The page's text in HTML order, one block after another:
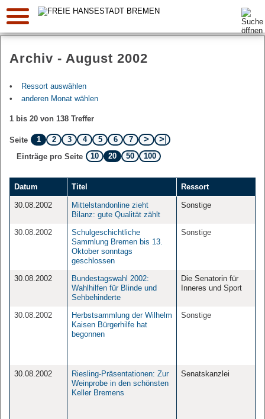
Suche:
Archiv - August 2002
Ressort auswählen
anderen Monat wählen
1 bis 20 von 138 Treffer
Seite 1 2 3 4 5 6
7
Einträge pro Seite
10 20 50 100
Datum Titel Ressort
30.08.2002
Mittelstandonline zieht
Bilanz: gute Qualität zählt
Sonstige
30.08.2002
Schulgeschichtliche
Sammlung Bremen bis 13.
Oktober sonntags
geschlossen
Sonstige
30.08.2002
Bundestagswahl 2002:
Wahlhilfen für Blinde und
Sehbehinderte
Die Senatorin für
Inneres und Sport
30.08.2002
Herbstsammlung der Wilhelm
Kaisen Bürgerhilfe hat
begonnen
Sonstige
30.08.2002
Riesling-Präsentationen: Zur
Weinprobe in den schönsten
Keller Bremens
Senatskanzlei